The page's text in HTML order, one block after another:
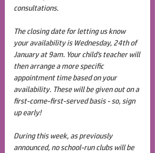
consultations.
The closing date for letting us know
your availability is Wednesday, 24th of
January at 9am. Your child's teacher will
then arrange a more specific
appointment time based on your
availability. These will be given out on a
first-come-first-served basis - so, sign
up early!
During this week, as previously
announced, no school-run clubs will be